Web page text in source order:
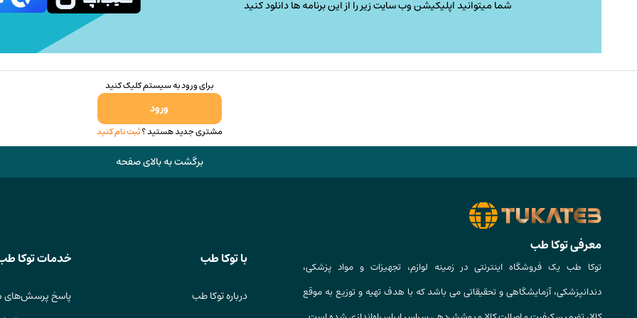
شما میتوانید اپلیکیشن وب سایت زیر را از این برنامه ها دانلود کنید
برای ورود به سیستم کلیک کنید
ورود
مشتری جدید هستید ؟ثبت نام کنید
برگشت به بالای صفحه
معرفی توکا طب
توکا طب یک فروشگاه اینترنتی در زمینه لوازم، تجهیزات و مواد پزشکی،
دندانپزشکی، آزمایشگاهی و تحقیقاتی می باشد که با هدف تهیه و توزیع به موقع
با توکا طب
درباره توکا طب
خدمات توکا
پاسخ پرسش‌های